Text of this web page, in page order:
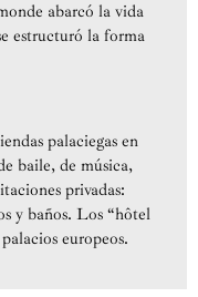
abarcó la vida
estructuró la forma
palaciegas en
baile, de música,
privadas:
y baños. Los “hôtel
europeos.